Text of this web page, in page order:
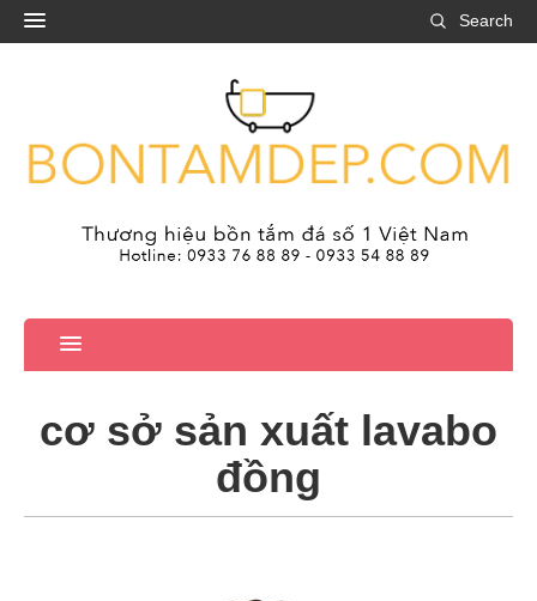
Search
cơ sở sản xuất lavabo
đồng